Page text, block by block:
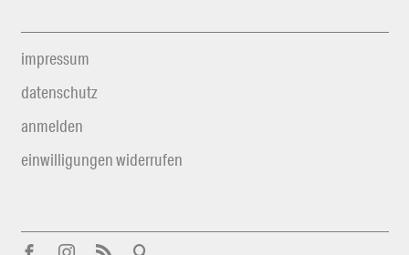
impressum
datenschutz
anmelden
einwilligungen widerrufen